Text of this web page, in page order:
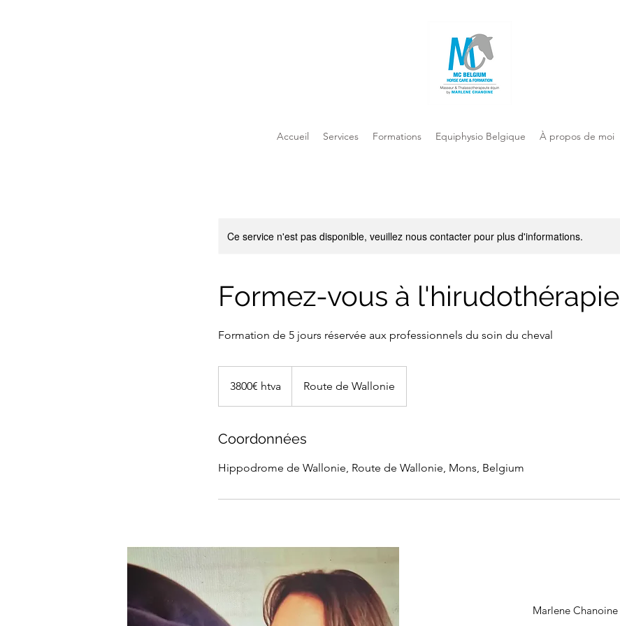
Accueil Services Formations Equiphysio Belgique À propos de moi
Ce service n'est pas disponible, veuillez nous contacter pour plus d'informations.
Formez-vous à l'hirudothérapie
Formation de 5 jours réservée aux professionnels du soin du cheval
3800€ htva Route de Wallonie
Coordonnées
Hippodrome de Wallonie, Route de Wallonie, Mons, Belgium
Marlene Chanoine